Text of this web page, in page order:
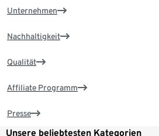
Unternehmen
Nachhaltigkeit
Qualität
Affiliate Programm
Presse
Unsere beliebtesten Kategorien